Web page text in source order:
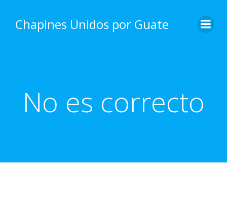
content
Chapines Unidos por Guate
No es correcto